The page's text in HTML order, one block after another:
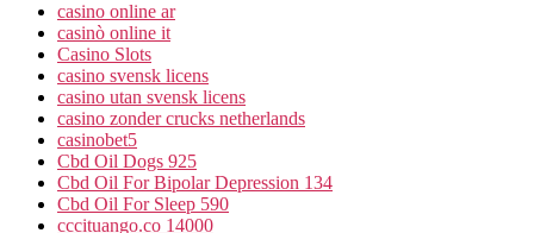
casino online ar
casinò online it
Casino Slots
casino svensk licens
casino utan svensk licens
casino zonder crucks netherlands
casinobet5
Cbd Oil Dogs 925
Cbd Oil For Bipolar Depression 134
Cbd Oil For Sleep 590
cccituango.co 14000